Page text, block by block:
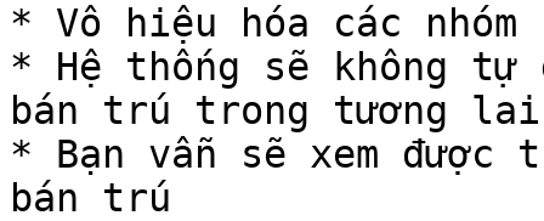
* Vô hiệu hóa các
* Hệ thống sẽ không tự
bán trú trong tương
* Bạn vẫn sẽ xem được
bán trú